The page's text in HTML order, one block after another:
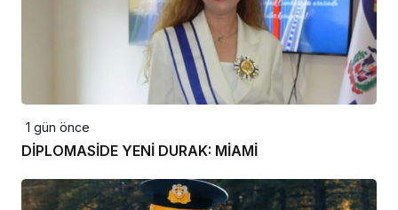
1 gün önce
DİPLOMASİDE YENİ DURAK: MİAMİ